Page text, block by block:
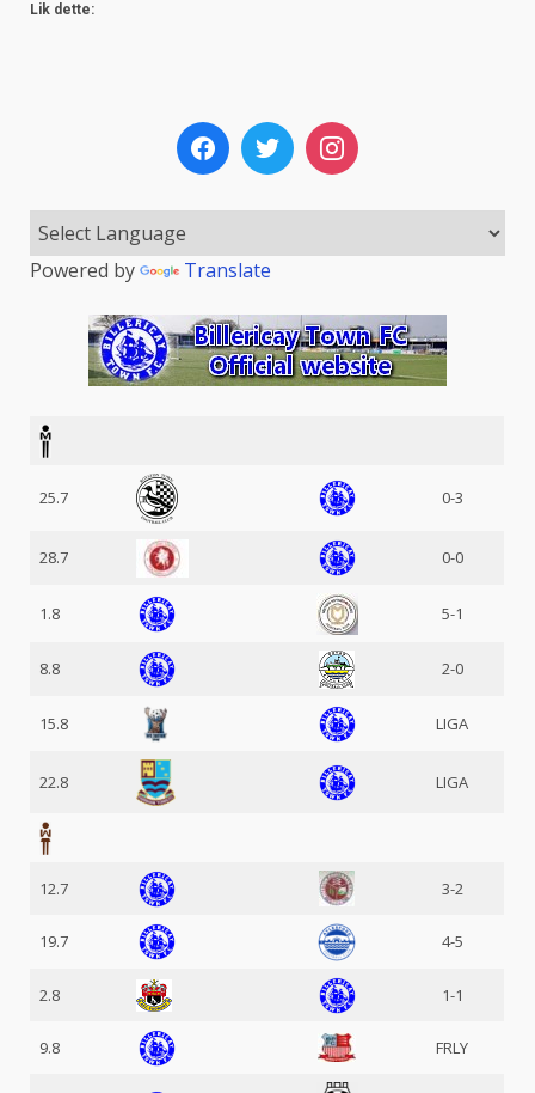
Lik dette:
Powered by Translate
25.7 0-3
28.7 0-0
1.8 5-1
8.8 2-0
15.8 LIGA
22.8 LIGA
12.7 3-2
19.7 4-5
2.8 1-1
9.8 FRLY